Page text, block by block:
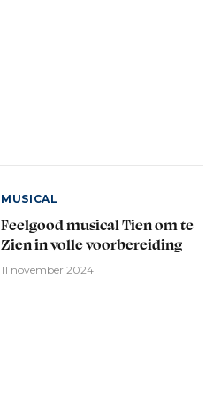
MUSICAL
Feelgood musical Tien om te
Zien in volle voorbereiding
11 november 2024